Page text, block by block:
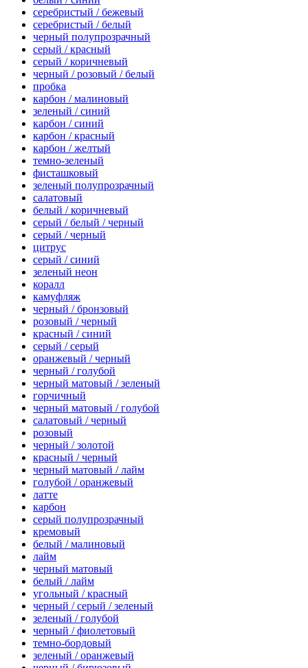
серебристый / бежевый
серебристый / белый
черный полупрозрачный
серый / красный
серый / коричневый
черный / розовый / белый
пробка
карбон / малиновый
зеленый / синий
карбон / синий
карбон / красный
карбон / желтый
темно-зеленый
фисташковый
зеленый полупрозрачный
салатовый
белый / коричневый
серый / белый / черный
серый / черный
цитрус
серый / синий
зеленый неон
коралл
камуфляж
черный / бронзовый
розовый / черный
красный / синий
серый / серый
оранжевый / черный
черный / голубой
черный матовый / зеленый
горчичный
черный матовый / голубой
салатовый / черный
розовый
черный / золотой
красный / черный
черный матовый / лайм
голубой / оранжевый
латте
карбон
серый полупрозрачный
кремовый
белый / малиновый
лайм
черный матовый
белый / лайм
угольный / красный
черный / серый / зеленый
зеленый / голубой
черный / фиолетовый
темно-бордовый
зеленый / оранжевый